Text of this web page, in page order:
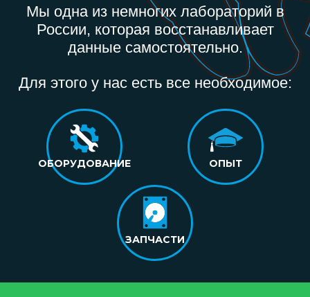
Мы одна из немногих лабораторий в
России, которая восстанавливает
данные самостоятельно.
Для этого у нас есть все необходимое:
ОБОРУДОВАНИЕ ОПЫТ
ЗАПЧАСТИ